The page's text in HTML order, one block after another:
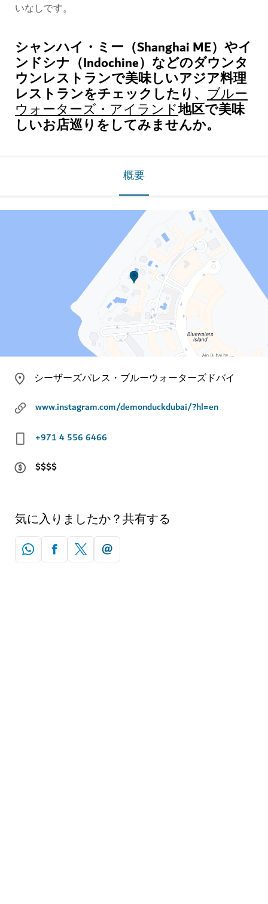
いなしです。
シャンハイ・ミー（Shanghai ME）やイ
ンドシナ（Indochine）などのダウンタ
ウンレストランで美味しいアジア料理
レストランをチェックしたり、 ブルー
ウォーターズ・アイランド地区で美味
しいお店巡りをしてみませんか。
概要
シーザーズパレス・ブルーウォーターズドバイ
www.instagram.com/demonduckdubai/?hl=en
+971 4 556 6466
$$$$
気に入りましたか？共有する